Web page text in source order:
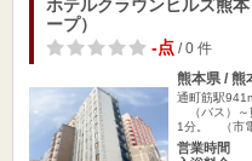
ホテルクラウンヒルズ熊
ープ）
-点/ 0 件
熊本県 / 熊
通町筋駅
（バス）～
1分。 （市
営業時間